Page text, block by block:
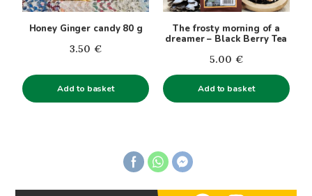
Honey Ginger candy 80 g
3.50 €
Add to basket
The frosty morning of a
dreamer – Black Berry Tea
5.00 €
Add to basket